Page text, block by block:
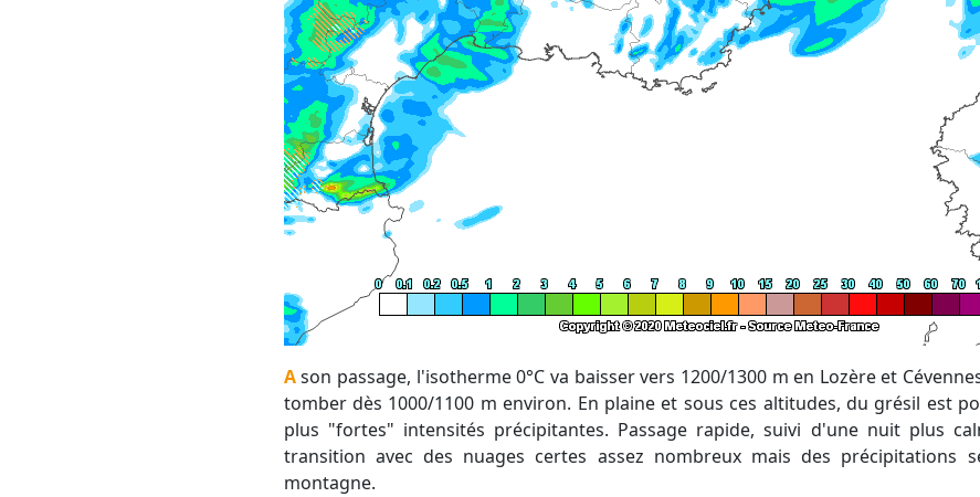
A son passage, l'isotherme 0°C va baisser vers 1200/1300 m en Lozère et Cévennes, permettant à la neige de
tomber dès 1000/1100 m environ. En plaine et sous ces altitudes, du grésil est
plus "fortes" intensités précipitantes. Passage rapide, suivi d'une nuit plus
transition avec des nuages certes assez nombreux mais des précipitations
montagne.